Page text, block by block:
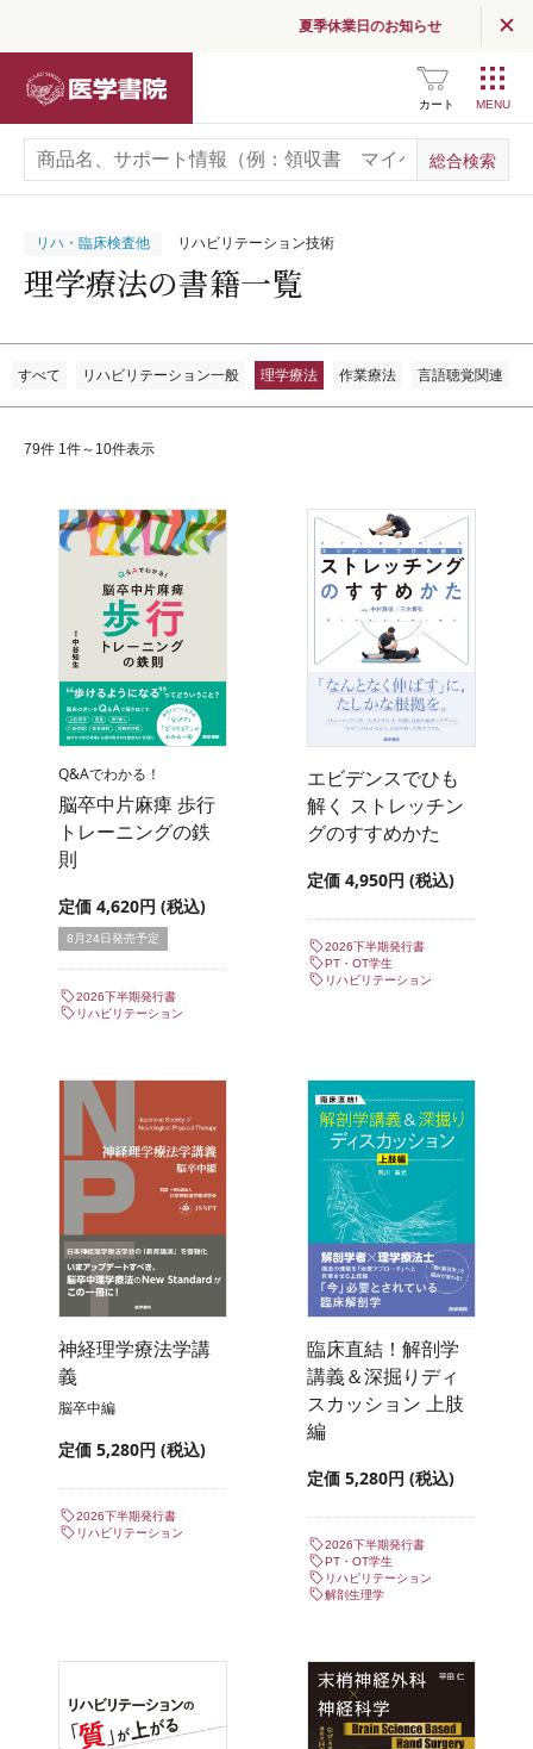
夏季休業日のお知らせ
カート
リハ・臨床検査他 リハビリテーション技術
理学療法の書籍一覧
すべて リハビリテーション一般 理学療法 作業療法 言語聴覚関連
79件 1件～10件表示
Q&Aでわかる！
脳卒中片麻痺 歩行
トレーニングの鉄
則
定価 4,620円 (税込)
8月24日発売予定
2026下半期発行書
リハビリテーション
エビデンスでひも
解く ストレッチン
グのすすめかた
定価 4,950円 (税込)
2026下半期発行書
PT・OT学生
リハビリテーション
神経理学療法学講
義
脳卒中編
定価 5,280円 (税込)
2026下半期発行書
リハビリテーション
臨床直結！解剖学
講義＆深掘りディ
スカッション 上肢
編
定価 5,280円 (税込)
2026下半期発行書
PT・OT学生
リハビリテーション
解剖生理学